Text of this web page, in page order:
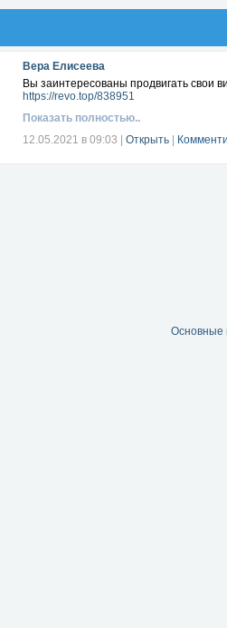
Вера Елисеева
Вы заинтересованы продвигать свои
https://revo.top/838951
Показать полностью..
12.05.2021 в 09:03
Открыть
Основные